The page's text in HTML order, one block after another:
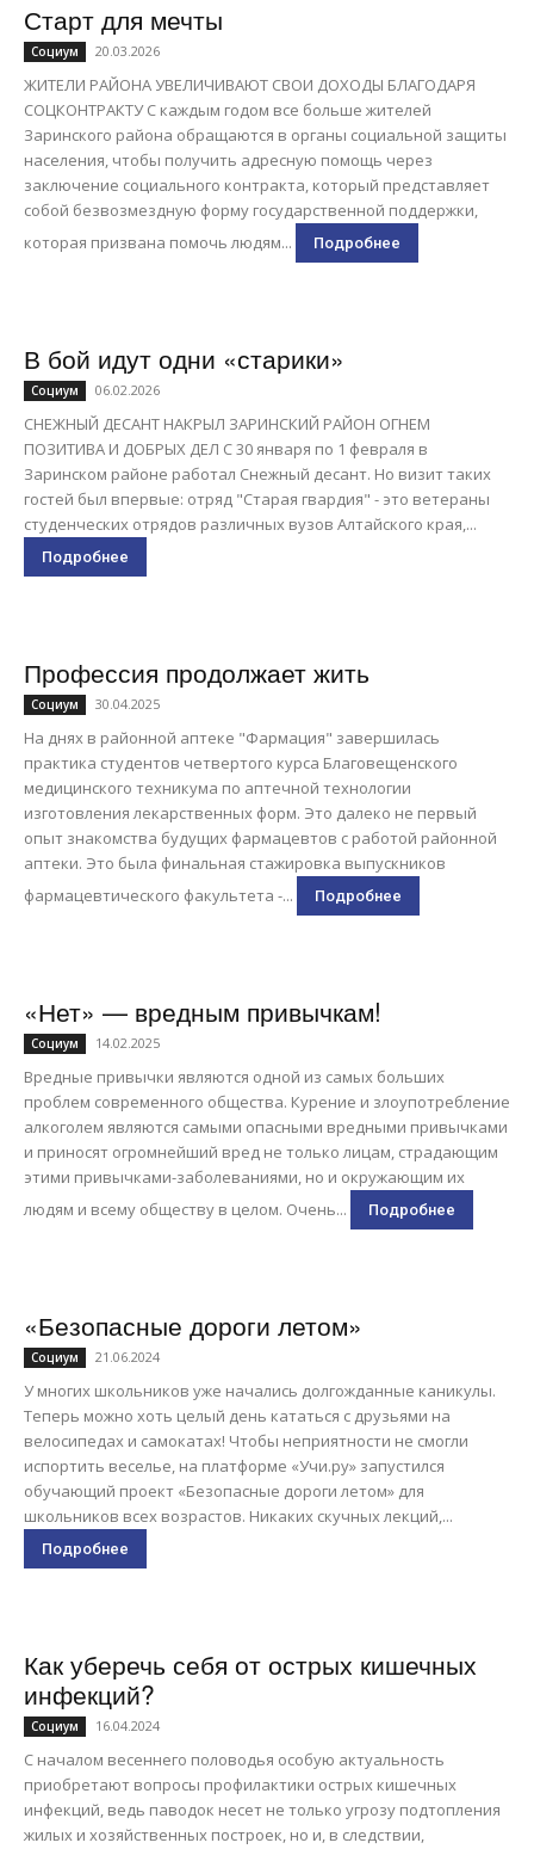
Старт для мечты
Социум 20.03.2026
ЖИТЕЛИ РАЙОНА УВЕЛИЧИВАЮТ СВОИ ДОХОДЫ БЛАГОДАРЯ
СОЦКОНТРАКТУ С каждым годом все больше жителей
Заринского района обращаются в органы социальной защиты
населения, чтобы получить адресную помощь через
заключение социального контракта, который представляет
собой безвозмездную форму государственной поддержки,
которая призвана помочь людям...
Подробнее
В бой идут одни «старики»
Социум 06.02.2026
СНЕЖНЫЙ ДЕСАНТ НАКРЫЛ ЗАРИНСКИЙ РАЙОН ОГНЕМ
ПОЗИТИВА И ДОБРЫХ ДЕЛ С 30 января по 1 февраля в
Заринском районе работал Снежный десант. Но визит таких
гостей был впервые: отряд "Старая гвардия" - это ветераны
студенческих отрядов различных вузов Алтайского края,...
Подробнее
Профессия продолжает жить
Социум 30.04.2025
На днях в районной аптеке "Фармация" завершилась
практика студентов четвертого курса Благовещенского
медицинского техникума по аптечной технологии
изготовления лекарственных форм. Это далеко не первый
опыт знакомства будущих фармацевтов с работой районной
аптеки. Это была финальная стажировка выпускников
фармацевтического факультета -...
Подробнее
«Нет» — вредным привычкам!
Социум 14.02.2025
Вредные привычки являются одной из самых больших
проблем современного общества. Курение и злоупотребление
алкоголем являются самыми опасными вредными привычками
и приносят огромнейший вред не только лицам, страдающим
этими привычками-заболеваниями, но и окружающим их
людям и всему обществу в целом. Очень...
Подробнее
«Безопасные дороги летом»
Социум 21.06.2024
У многих школьников уже начались долгожданные каникулы.
Теперь можно хоть целый день кататься с друзьями на
велосипедах и самокатах! Чтобы неприятности не смогли
испортить веселье, на платформе «Учи.ру» запустился
обучающий проект «Безопасные дороги летом» для
школьников всех возрастов. Никаких скучных лекций,...
Подробнее
Как уберечь себя от острых кишечных
инфекций?
Социум 16.04.2024
С началом весеннего половодья особую актуальность
приобретают вопросы профилактики острых кишечных
инфекций, ведь паводок несет не только угрозу подтопления
жилых и хозяйственных построек, но и, в следствии,